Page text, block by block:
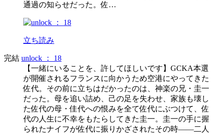
通過の知らせだった。佐…
立ち読み
完結 unlock ： 18
【一緒にいることを、許してほしいです】GCKA本選
が開催されるフランスに向かうため空港にやってきた
佐代。その前に立ちはだかったのは、神楽の兄・圭一
だった。母を追い詰め、己の足を失わせ、家族も壊し
た佐代の母・佳代への恨みを全て佐代にぶつけて、佐
代の人生に不幸をもたらしてきた圭一。圭一の手に握
られたナイフが佐代に振りかざされたその時――二人